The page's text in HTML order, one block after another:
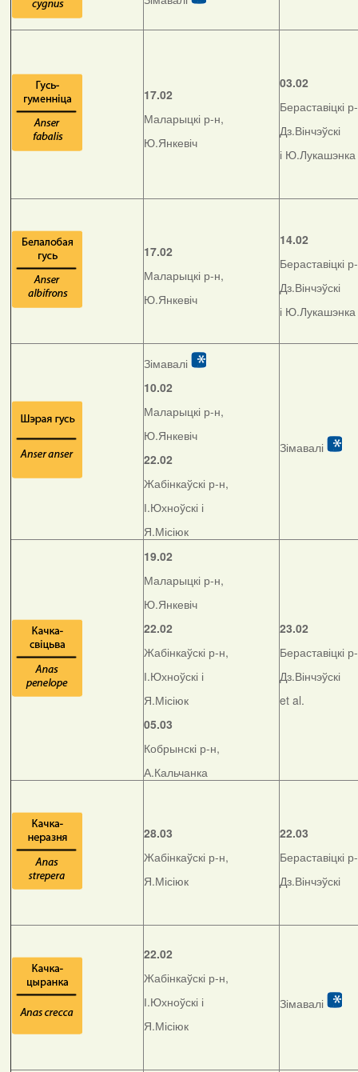
17.02
Маларыцкі р-н,
Ю.Янкевіч
03.02
Бераставіцкі
Дз.Вінчэўскі
і Ю.Лукашэнка
17.02
Маларыцкі р-н,
Ю.Янкевіч
14.02
Бераставіцкі
Дз.Вінчэўскі
і Ю.Лукашэнка
Зімавалі
10.02
Маларыцкі р-н,
Ю.Янкевіч
22.02
Жабінкаўскі р-н,
І.Юхноўскі і
Я.Місіюк
Зімавалі
19.02
Маларыцкі р-н,
Ю.Янкевіч
22.02
Жабінкаўскі р-н,
І.Юхноўскі і
Я.Місіюк
05.03
Кобрынскі р-н,
А.Кальчанка
23.02
Бераставіцкі
Дз.Вінчэўскі
et al.
28.03
Жабінкаўскі р-н,
Я.Місіюк
22.03
Бераставіцкі
Дз.Вінчэўскі
22.02
Жабінкаўскі р-н,
І.Юхноўскі і
Я.Місіюк
Зімавалі